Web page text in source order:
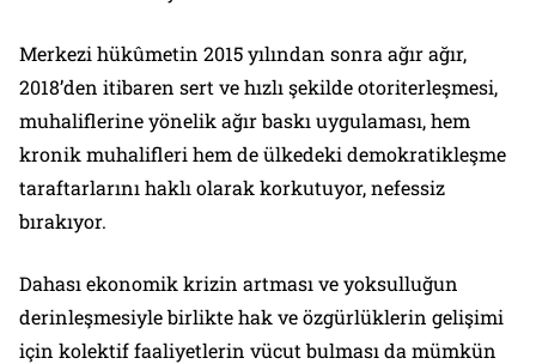
Merkezi hükûmetin 2015 yılından sonra ağır ağır,
2018’den itibaren sert ve hızlı şekilde otoriterleşmesi,
muhaliflerine yönelik ağır baskı uygulaması, hem
kronik muhalifleri hem de ülkedeki demokratikleşme
taraftarlarını haklı olarak korkutuyor, nefessiz
bırakıyor.
Dahası ekonomik krizin artması ve yoksulluğun
derinleşmesiyle birlikte hak ve özgürlüklerin gelişimi
için kolektif faaliyetlerin vücut bulması da mümkün